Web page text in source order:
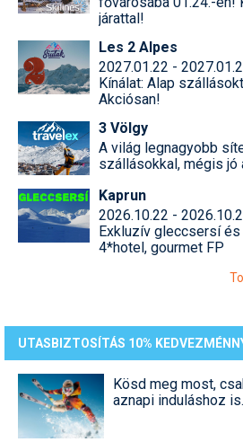
járattal!
Les 2 Alpes
2027.01.22 -
Kínálat: Alap
Akciósan!
3 Völgy
A világ legnagyobb
szállásokkal, mégis jó
Kaprun
2026.10.22 -
Exkluzív gleccsersí
4*hotel, gourmet FP
UTASBIZTOSÍTÁS 10%
Kösd meg most,
aznapi induláshoz is.